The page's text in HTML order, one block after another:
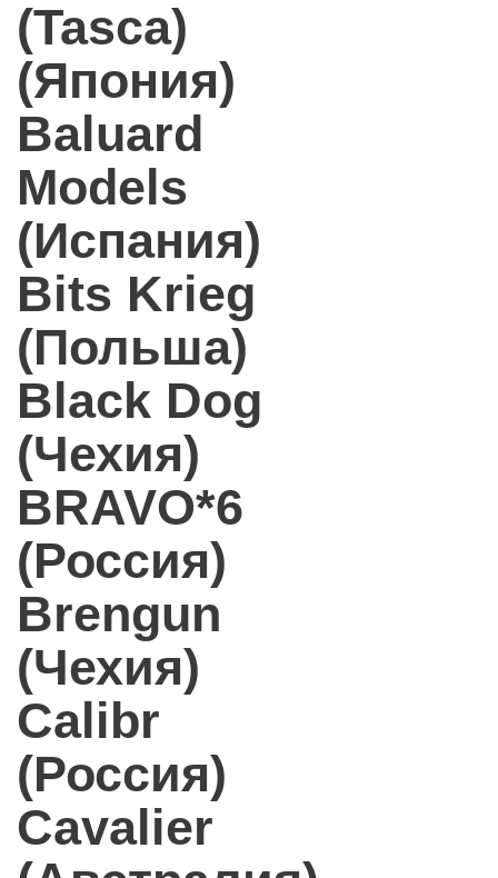
(Tasca)
(Япония)
Baluard
Models
(Испания)
Bits Krieg
(Польша)
Black Dog
(Чехия)
BRAVO*6
(Россия)
Brengun
(Чехия)
Calibr
(Россия)
Cavalier